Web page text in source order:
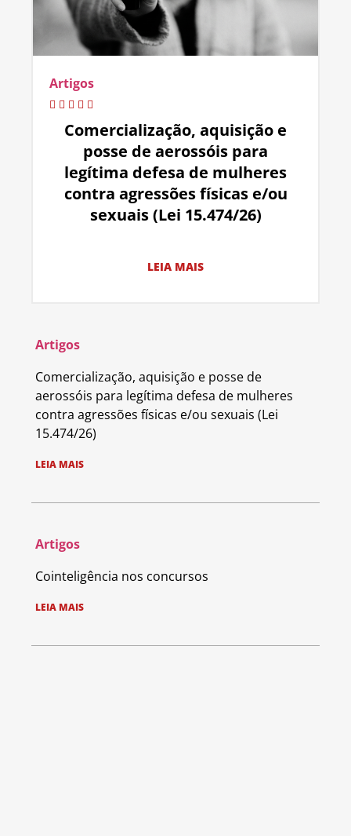
Artigos
Comercialização, aquisição e
posse de aerossóis para
legítima defesa de mulheres
contra agressões físicas e/ou
sexuais (Lei 15.474/26)
LEIA MAIS
Artigos
Comercialização, aquisição e posse de
aerossóis para legítima defesa de mulheres
contra agressões físicas e/ou sexuais (Lei
15.474/26)
LEIA MAIS
Artigos
Cointeligência nos concursos
LEIA MAIS